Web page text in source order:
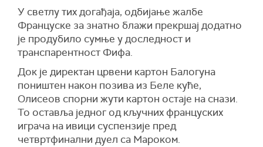
У светлу тих догађаја, одбијање жалбе
Француске за знатно блажи прекршај додатно
је продубило сумње у доследност и
транспарентност Фифа.
Док је директан црвени картон Балогуна
поништен након позива из Беле куће,
Олисеов спорни жути картон остаје на снази.
То оставља једног од кључних француских
играча на ивици суспензије пред
четвртфинални дуел са Мароком.